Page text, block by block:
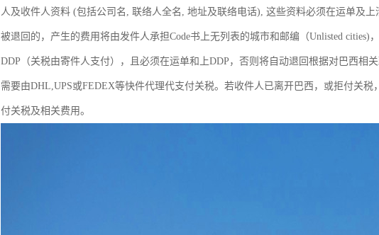
人及收件人资料 (包括公司名, 联络人全名, 地址及联络电话), 这些资料必须在运单及
被退回的，产生的费用将由发件人承担Code书上无列表的城市和邮编（Unlisted cities)
DDP（关税由寄件人支付），且必须在运单和上DDP，否则将自动退回根据对巴西相
需要由DHL,UPS或FEDEX等快件代理代支付关税。若收件人已离开巴西，或拒付关
付关税及相关费用。